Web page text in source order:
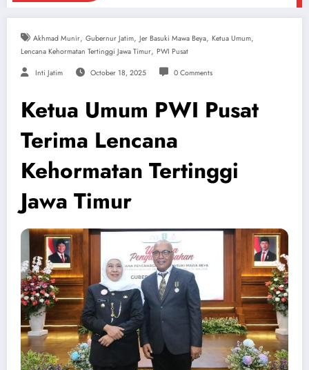
Akhmad Munir, Gubernur Jatim, Jer Basuki Mawa Beya, Ketua Umum,
Lencana Kehormatan Tertinggi Jawa Timur, PWI Pusat
Inti Jatim October 18, 2025 0 Comments
Ketua Umum PWI Pusat
Terima Lencana
Kehormatan Tertinggi
Jawa Timur